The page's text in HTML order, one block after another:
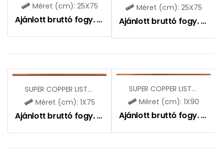
Méret (cm): 25X75
Ajánlott bruttó fogy. ár: 9390Ft
Méret (cm): 25X75
Ajánlott bruttó fogy. ár:
SUPER COPPER LISTELLO
Méret (cm): 1X75
Ajánlott bruttó fogy. ár: 4190Ft
SUPER COPPER LISTELLO
Méret (cm): 1X90
Ajánlott bruttó fogy. ár: